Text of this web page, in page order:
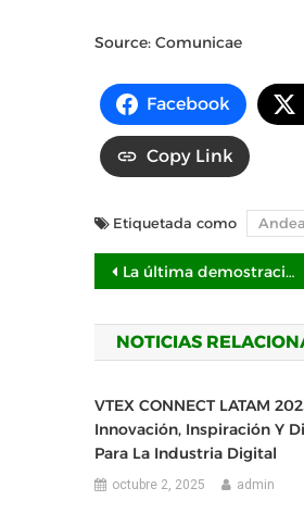
Source: Comunicae
Facebook
Copy Link
Etiquetada como
Navegación
de
entradas
La última demostración de GA Autonomous Jet cuenta con capacidad de participación aire-aire en vivo
NOTICIAS
VTEX CONNECT LATAM
Innovación, Inspiración Y
Para La Industria Digital
octubre 2, 2025 admin